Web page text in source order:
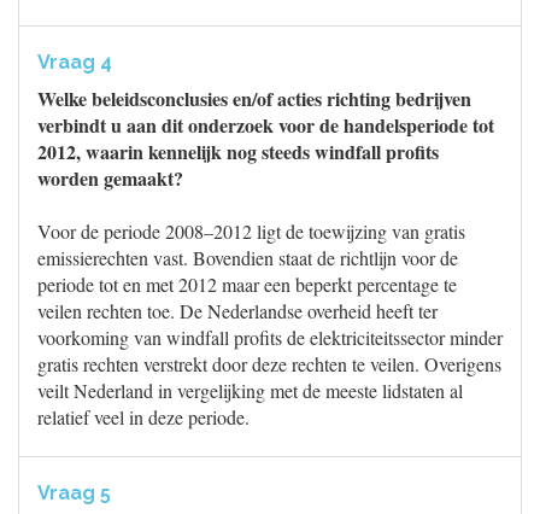
Vraag 4
Welke beleidsconclusies en/of acties richting bedrijven
verbindt u aan dit onderzoek voor de handelsperiode tot
2012, waarin kennelijk nog steeds windfall profits
worden gemaakt?
Voor de periode 2008–2012 ligt de toewijzing van gratis
emissierechten vast. Bovendien staat de richtlijn voor de
periode tot en met 2012 maar een beperkt percentage te
veilen rechten toe. De Nederlandse overheid heeft ter
voorkoming van windfall profits de elektriciteitssector minder
gratis rechten verstrekt door deze rechten te veilen. Overigens
veilt Nederland in vergelijking met de meeste lidstaten al
relatief veel in deze periode.
Vraag 5